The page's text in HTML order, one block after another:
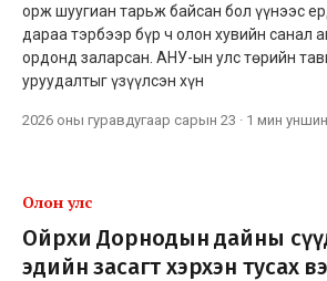
орж шуугиан тарьж байсан бол үүнээс
дараа тэрбээр бүр ч олон хувийн санал
ордонд заларсан. АНУ-ын улс төрийн
уруудалтыг үзүүлсэн хүн
2026 оны гуравдугаар сарын 23 · 1 мин
Олон улс
Ойрхи Дорнодын дайны
эдийн засагт хэрхэн тусах вэ